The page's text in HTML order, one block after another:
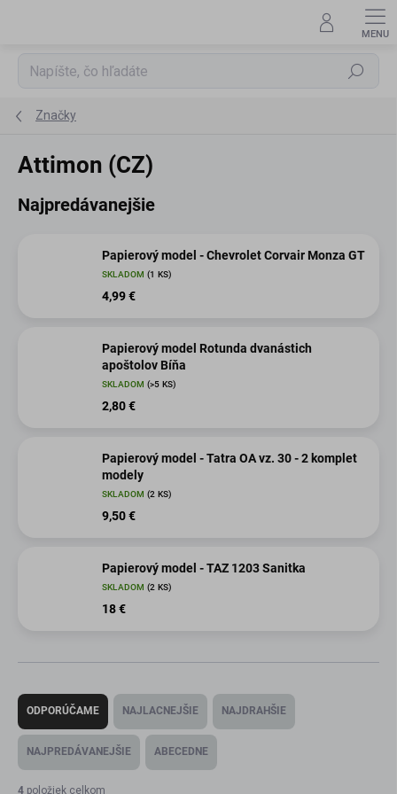
Hľadať
Značky
Attimon (CZ)
Najpredávanejšie
Papierový model - Chevrolet Corvair Monza GT
SKLADOM (1 KS)
4,99 €
Papierový model Rotunda dvanástich
apoštolov Bíňa
SKLADOM (>5 KS)
2,80 €
Papierový model - Tatra OA vz. 30 - 2 komplet
modely
SKLADOM (2 KS)
9,50 €
Papierový model - TAZ 1203 Sanitka
SKLADOM (2 KS)
18 €
R
d
n
i
ODPORÚČAME NAJLACNEJŠIE NAJDRAHŠIE
NAJPREDÁVANEJŠIE ABECEDNE
4 položiek celkom